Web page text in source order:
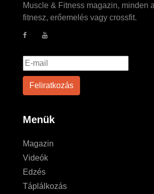
Muscle & Fitness magazin, minden
fitnesz, erőemelés vagy crossfit.
Menük
Magazin
Videók
Edzés
Táplálkozás